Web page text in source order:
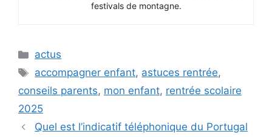
festivals de montagne.
Catégories
actus
Étiquettes
accompagner enfant, astuces rentrée,
conseils parents, mon enfant, rentrée scolaire
2025
Quel est l’indicatif téléphonique du Portugal